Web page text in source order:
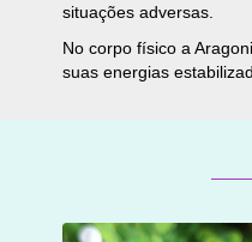
situações adversas.
No corpo físico a
suas energias